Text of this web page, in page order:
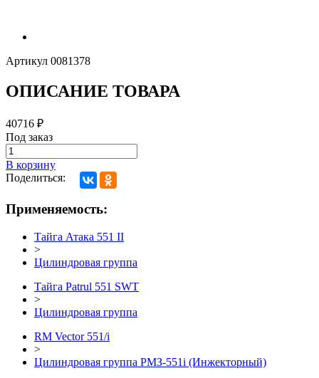
Артикул 0081378
ОПИСАНИЕ ТОВАРА
40716 ₽
Под заказ
В корзину
Поделиться:
Применяемость:
Тайга Атака 551 II
>
Цилиндровая группа
Тайга Patrul 551 SWT
>
Цилиндровая группа
RM Vector 551/i
>
Цилиндровая группа РМЗ-551i (Инжекторный)